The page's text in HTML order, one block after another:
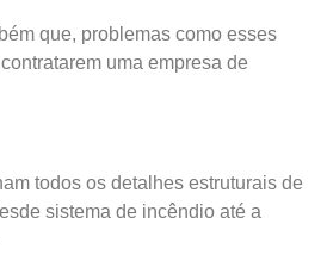
que, problemas como esses
uma empresa de
todos os detalhes estruturais de
sistema de incêndio até a